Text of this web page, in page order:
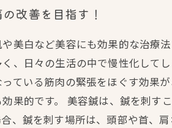
改善を目指す！
美白など美容にも効果的な治療
、日々の生活の中で慢性化して
ている筋肉の緊張をほぐす効果
果的です。 美容鍼は、鍼を刺す
、鍼を刺す場所は、頭部や首、